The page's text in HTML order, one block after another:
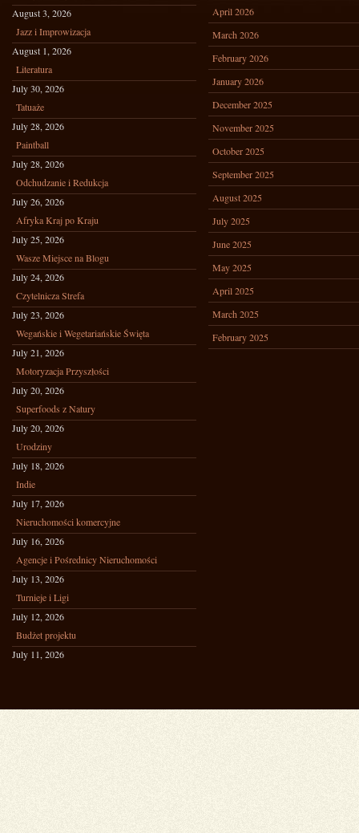
August 3, 2026
Jazz i Improwizacja
August 1, 2026
Literatura
July 30, 2026
Tatuaże
July 28, 2026
Paintball
July 28, 2026
Odchudzanie i Redukcja
July 26, 2026
Afryka Kraj po Kraju
July 25, 2026
Wasze Miejsce na Blogu
July 24, 2026
Czytelnicza Strefa
July 23, 2026
Wegańskie i Wegetariańskie Święta
July 21, 2026
Motoryzacja Przyszłości
July 20, 2026
Superfoods z Natury
July 20, 2026
Urodziny
July 18, 2026
Indie
July 17, 2026
Nieruchomości komercyjne
July 16, 2026
Agencje i Pośrednicy Nieruchomości
July 13, 2026
Turnieje i Ligi
July 12, 2026
Budżet projektu
July 11, 2026
April 2026
March 2026
February 2026
January 2026
December 2025
November 2025
October 2025
September 2025
August 2025
July 2025
June 2025
May 2025
April 2025
March 2025
February 2025